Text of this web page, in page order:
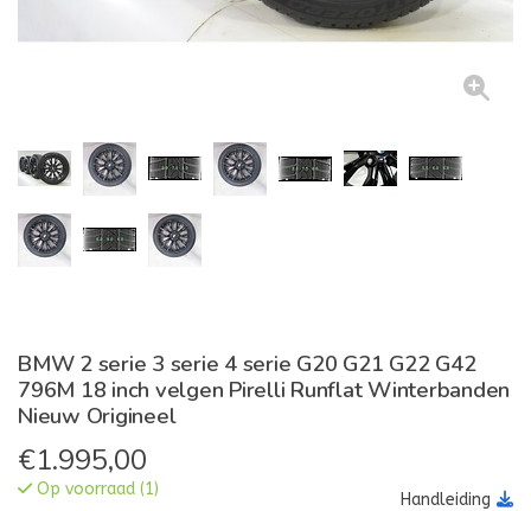
BMW 2 serie 3 serie 4 serie G20 G21 G22 G42
796M 18 inch velgen Pirelli Runflat Winterbanden
Nieuw Origineel
€1.995,00
Op voorraad (1)
Handleiding